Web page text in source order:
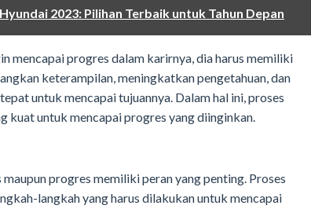
2023: Pilihan Terbaik untuk Tahun Depan
mencapai progres dalam karirnya, dia harus memiliki
keterampilan, meningkatkan pengetahuan, dan
untuk mencapai tujuannya. Dalam hal ini, proses
kuat untuk mencapai progres yang diinginkan.
progres memiliki peran yang penting. Proses
langkah yang harus dilakukan untuk mencapai